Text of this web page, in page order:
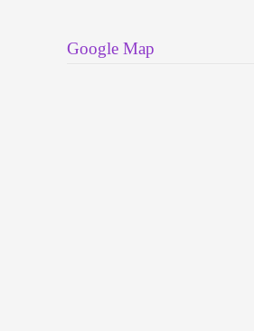
Google Map